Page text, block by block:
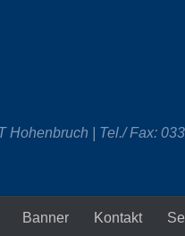
| Tel./ Fax:
Banner Kontakt